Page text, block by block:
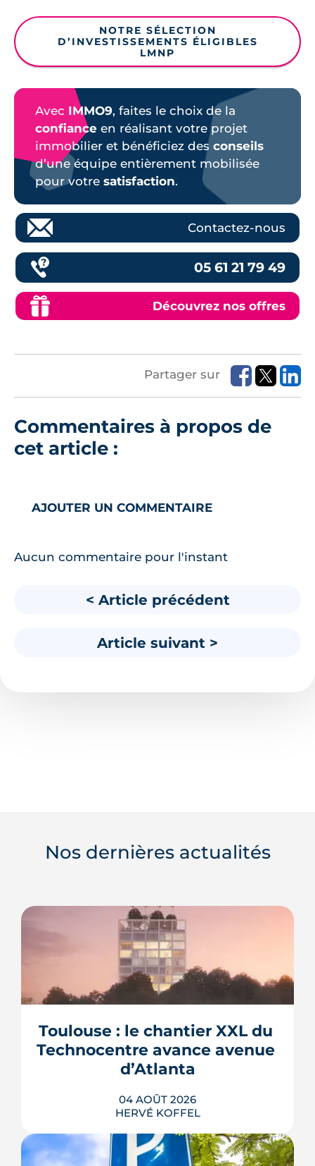
NOTRE SÉLECTION
D’INVESTISSEMENTS ÉLIGIBLES
LMNP
Avec IMMO9, faites le choix de la
confiance en réalisant votre projet
immobilier et bénéficiez des conseils
d’une équipe entièrement mobilisée
pour votre satisfaction.
Contactez-nous
05 61 21 79 49
Découvrez nos offres
Partager sur
Commentaires à propos de
cet article :
AJOUTER UN COMMENTAIRE
Aucun commentaire pour l'instant
< Article précédent
Article suivant >
Nos dernières actualités
Toulouse : le chantier XXL du
Technocentre avance avenue
d’Atlanta
04 AOÛT 2026
HERVÉ KOFFEL